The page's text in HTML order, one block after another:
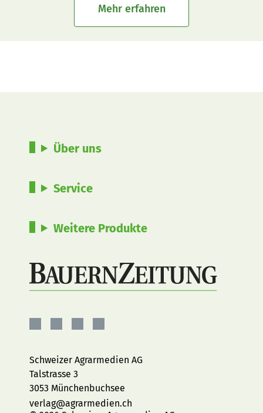
Mehr erfahren
Über uns
Service
Weitere Produkte
Facebook
Instagram
YouTubeLinkedIn
Schweizer Agrarmedien AG
Talstrasse 3
3053 Münchenbuchsee
verlag@agrarmedien.ch